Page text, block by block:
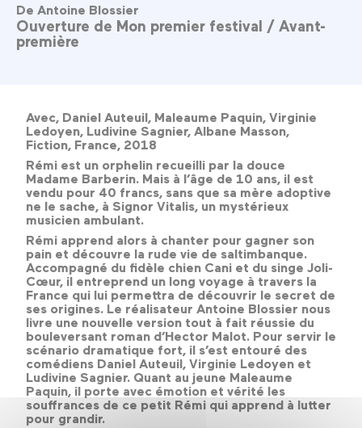
De Antoine Blossier
Ouverture de Mon premier festival / Avant-
première
Avec, Daniel Auteuil, Maleaume Paquin, Virginie
Ledoyen, Ludivine Sagnier, Albane Masson,
Fiction, France, 2018
Rémi est un orphelin recueilli par la douce
Madame Barberin. Mais à l’âge de 10 ans, il est
vendu pour 40 francs, sans que sa mère adoptive
ne le sache, à Signor Vitalis, un mystérieux
musicien ambulant.
Rémi apprend alors à chanter pour gagner son
pain et découvre la rude vie de saltimbanque.
Accompagné du fidèle chien Cani et du singe Joli-
Cœur, il entreprend un long voyage à travers la
France qui lui permettra de découvrir le secret de
ses origines. Le réalisateur Antoine Blossier nous
livre une nouvelle version tout à fait réussie du
bouleversant roman d’Hector Malot. Pour servir le
scénario dramatique fort, il s’est entouré des
comédiens Daniel Auteuil, Virginie Ledoyen et
Ludivine Sagnier. Quant au jeune Maleaume
Paquin, il porte avec émotion et vérité les
souffrances de ce petit Rémi qui apprend à lutter
pour grandir.